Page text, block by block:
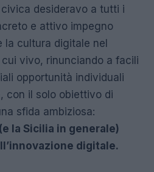
desideravo a tutti i
e attivo impegno
cultura digitale nel
vivo, rinunciando a facili
opportunità individuali
con il solo obiettivo di
sfida ambiziosa:
la Sicilia in generale)
digitale.